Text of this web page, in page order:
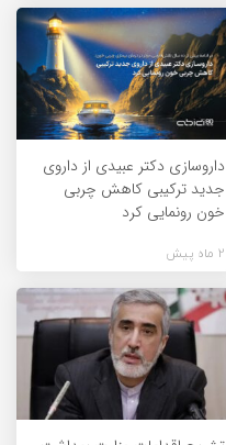
داروسازی دکتر عبیدی از داروی
جدید ترکیبی کاهش چربی
خون رونمایی کرد
2 ماه پیش